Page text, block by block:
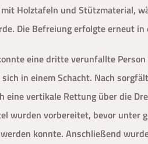
Holztafeln und Stützmaterial,
Die Befreiung erfolgte erneut
eine dritte verunfallte
in einem Schacht. Nach
eine vertikale Rettung über die
wurden vorbereitet, bevor unter
konnte. Anschließend